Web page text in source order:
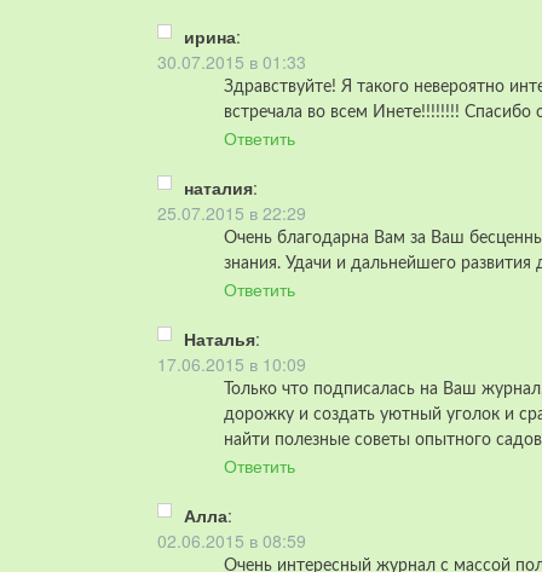
ирина:
30.07.2015 в 01:33
Здравствуйте! Я такого невероятно
встречала во всем Инете!!!!!!!! Спасибо
Ответить
наталия:
25.07.2015 в 22:29
Очень благодарна Вам за Ваш
знания. Удачи и дальнейшего развития
Ответить
Наталья:
17.06.2015 в 10:09
Только что подписалась на Ваш
дорожку и создать уютный уголок и
найти полезные советы опытного
Ответить
Алла:
02.06.2015 в 08:59
Очень интересный журнал с массой